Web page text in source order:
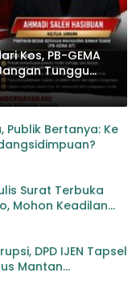
Kos, PB-GEMA
Tunggu
Negara
Publik Bertanya: Ke
Surat Terbuka
Mohon Keadilan
DPD IJEN Tapsel
Mantan